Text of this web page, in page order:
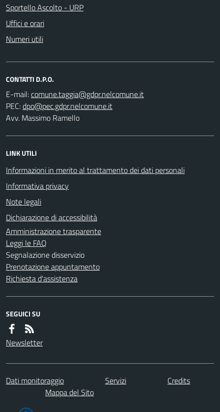
Sportello Ascolto - URP
Uffici e orari
Numeri utili
CONTATTI D.P.O.
E-mail:
PEC:
Avv. Massimo Ramello
LINK UTILI
Informazioni in merito al trattamento dei dati personali
Informativa privacy
Note legali
Dichiarazione di accessibilità
Amministrazione trasparente
Leggi le FAQ
Segnalazione disservizio
Prenotazione appuntamento
Richiesta d'assistenza
SEGUICI SU
Newsletter
Dati monitoraggio Servizi
Credits
Mappa del Sito